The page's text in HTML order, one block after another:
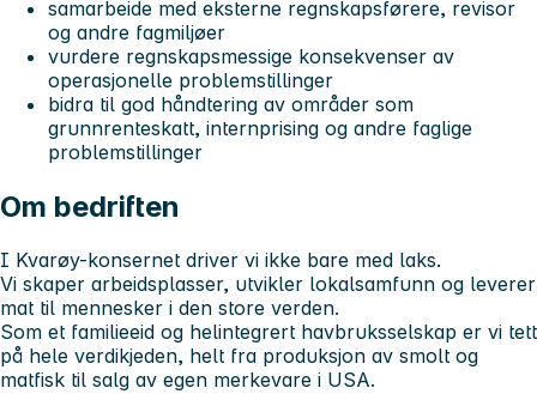
samarbeide med eksterne regnskapsførere, revisor
og andre fagmiljøer
vurdere regnskapsmessige konsekvenser av
operasjonelle problemstillinger
bidra til god håndtering av områder som
grunnrenteskatt, internprising og andre faglige
problemstillinger
Om bedriften
I Kvarøy-konsernet driver vi ikke bare med laks.
Vi skaper arbeidsplasser, utvikler lokalsamfunn og leverer
mat til mennesker i den store verden.
Som et familieeid og helintegrert havbruksselskap er vi tett
på hele verdikjeden, helt fra produksjon av smolt og
matfisk til salg av egen merkevare i USA.